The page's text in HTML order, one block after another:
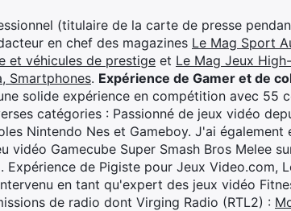
(titulaire de la carte de presse
en chef des magazines Le Mag Sport
et véhicules de prestige et Le Mag Jeux
Smartphones. Expérience de Gamer et de
solide expérience en compétition avec 55
catégories : Passionné de jeux vidéo
Nintendo Nes et Gameboy. J'ai
vidéo Gamecube Super Smash Bros Melee
Expérience de Pigiste pour Jeux Video.com,
en tant qu'expert des jeux vidéo
de radio dont Virging Radio (RTL2) :